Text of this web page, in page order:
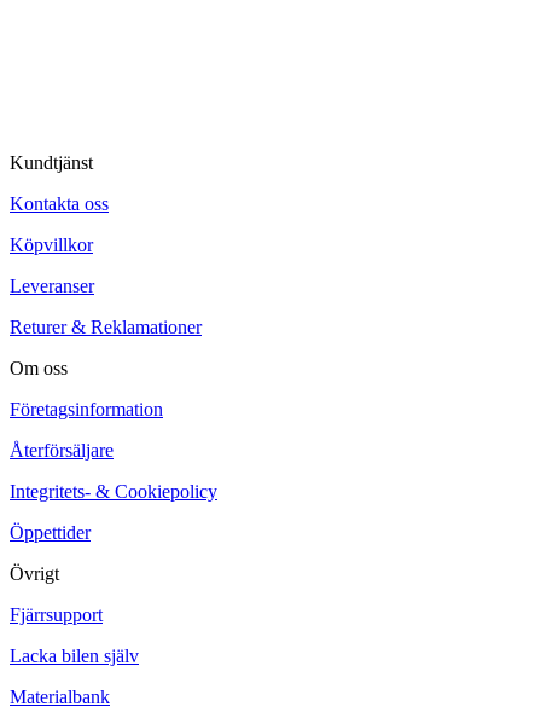
Kundtjänst
Kontakta oss
Köpvillkor
Leveranser
Returer & Reklamationer
Om oss
Företagsinformation
Återförsäljare
Integritets- & Cookiepolicy
Öppettider
Övrigt
Fjärrsupport
Lacka bilen själv
Materialbank